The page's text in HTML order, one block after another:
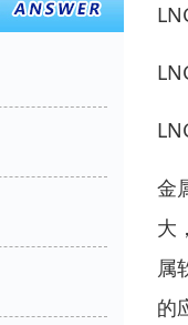
金
大
属
的